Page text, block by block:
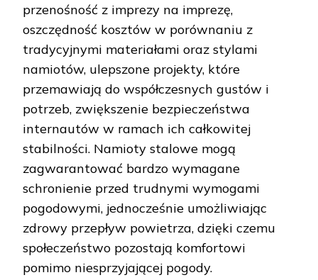
przenośność z imprezy na imprezę,
oszczędność kosztów w porównaniu z
tradycyjnymi materiałami oraz stylami
namiotów, ulepszone projekty, które
przemawiają do współczesnych gustów i
potrzeb, zwiększenie bezpieczeństwa
internautów w ramach ich całkowitej
stabilności. Namioty stalowe mogą
zagwarantować bardzo wymagane
schronienie przed trudnymi wymogami
pogodowymi, jednocześnie umożliwiając
zdrowy przepływ powietrza, dzięki czemu
społeczeństwo pozostają komfortowi
pomimo niesprzyjającej pogody.